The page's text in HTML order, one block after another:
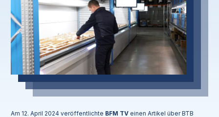
Am 12. April 2024 veröffentlichte BFM TV einen Artikel über BTB